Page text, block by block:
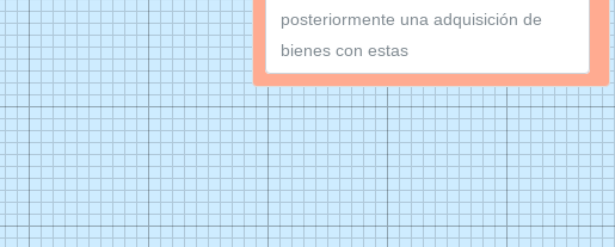
posteriormente una adquisición de
bienes con estas